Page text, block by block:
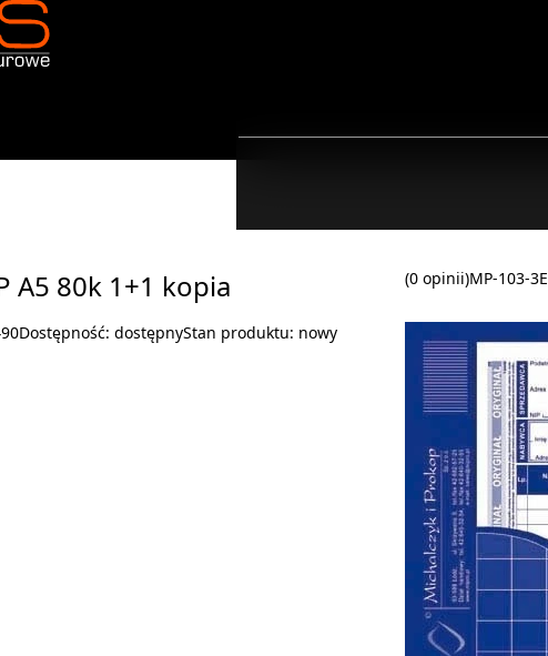
A5 80k 1+1 kopia (0 opinii)MP-103-3E
Dostępność: dostępnyStan produktu: nowy